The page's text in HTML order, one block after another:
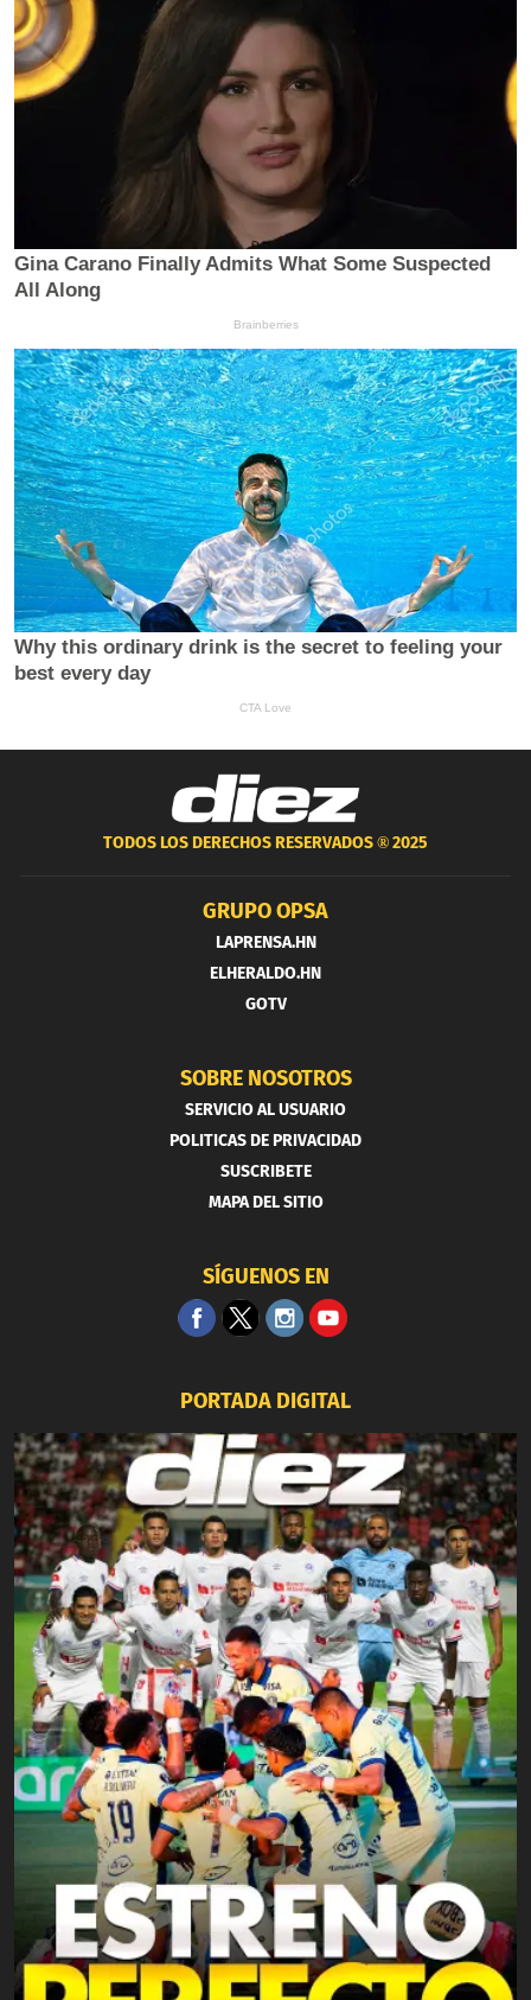
TODOS LOS DERECHOS RESERVADOS ®2025
GRUPO OPSA
LAPRENSA.HN
ELHERALDO.HN
GOTV
SOBRE NOSOTROS
SERVICIO AL USUARIO
POLITICAS DE PRIVACIDAD
SUSCRIBETE
MAPA DEL SITIO
SÍGUENOS EN
PORTADA DIGITAL